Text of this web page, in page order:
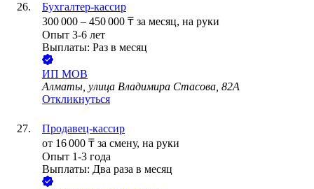
Бухгалтер-кассир
300 000 – 450 000 ₸ за месяц, на руки
Опыт 3-6 лет
Выплаты: Раз в месяц
ИП МОВ
Алматы, улица Владимира Стасова, 82А
Откликнуться
Продавец-кассир
от 16 000 ₸ за смену, на руки
Опыт 1-3 года
Выплаты: Два раза в месяц